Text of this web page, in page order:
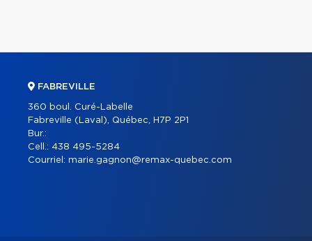
FABREVILLE
360 boul. Curé-Labelle
Fabreville (Laval), Québec, H7P 2P1
Bur.:
Cell.: 438 495-5284
Courriel: marie.gagnon@remax-quebec.com